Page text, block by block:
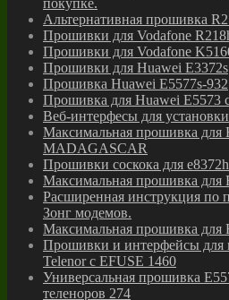
Альтернативная прошивка
Прошивки для Vodafone
Прошивки для Vodafone
Прошивки для Huawei E3372s
Прошивка Huawei E5577s-932
Прошивка для Huawei E5573
Веб-интерфесы для
Максимальная прошивка для
MADAGASCAR
Прошивки соскока для
Максимальная прошивка для
Расширенная инструкция по
Зонг модемов.
Максимальная прошивка для
Прошивки и интерфейсы для
Telenor с EFUSE 1460
Универсальная прошивка
теленоров 274